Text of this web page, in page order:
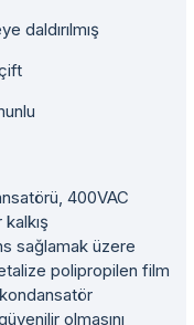
daldırılmış
400VAC
sağlamak üzere
polipropilen film
olmasını